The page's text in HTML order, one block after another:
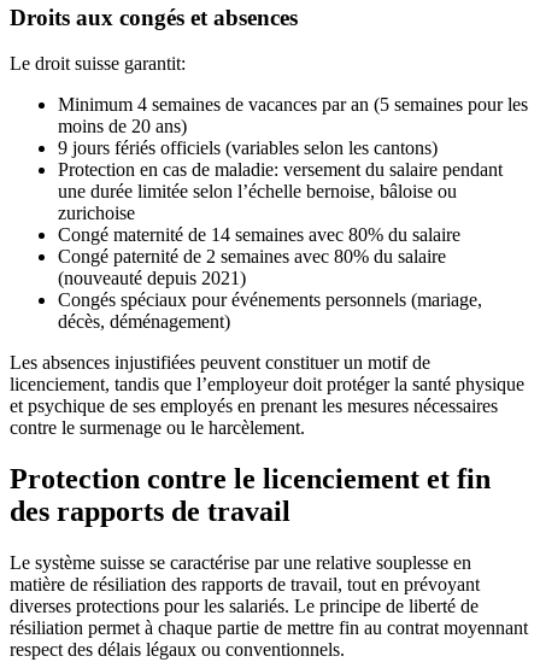
Droits aux congés et absences
Le droit suisse garantit:
Minimum 4 semaines de vacances par an (5 semaines pour les
moins de 20 ans)
9 jours fériés officiels (variables selon les cantons)
Protection en cas de maladie: versement du salaire pendant
une durée limitée selon l’échelle bernoise, bâloise ou
zurichoise
Congé maternité de 14 semaines avec 80% du salaire
Congé paternité de 2 semaines avec 80% du salaire
(nouveauté depuis 2021)
Congés spéciaux pour événements personnels (mariage,
décès, déménagement)
Les absences injustifiées peuvent constituer un motif de
licenciement, tandis que l’employeur doit protéger la santé physique
et psychique de ses employés en prenant les mesures nécessaires
contre le surmenage ou le harcèlement.
Protection contre le licenciement et fin
des rapports de travail
Le système suisse se caractérise par une relative souplesse en
matière de résiliation des rapports de travail, tout en prévoyant
diverses protections pour les salariés. Le principe de liberté de
résiliation permet à chaque partie de mettre fin au contrat moyennant
respect des délais légaux ou conventionnels.